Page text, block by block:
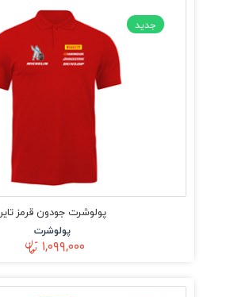
جدید
پولوشرت جودون قرمز تایر
پولوشرت
۱,۰۹۹,۰۰۰